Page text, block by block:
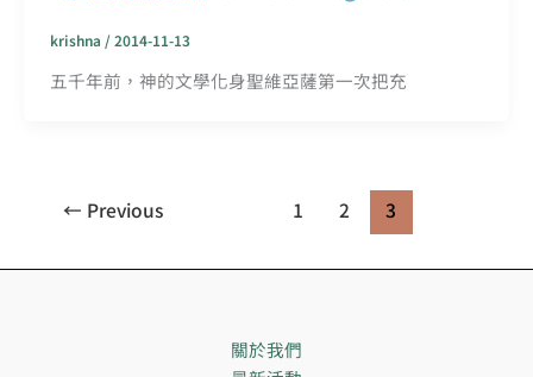
krishna /2014-11-13
五千年前，神的文學化身聖維亞薩第一次把充
← Previous 1 2 3
關於我們